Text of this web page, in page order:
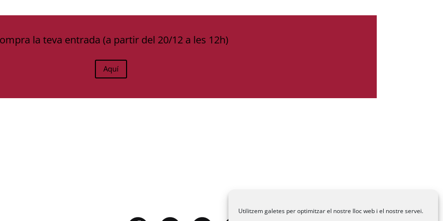
Utilitzem galetes per optimitzar el nostre lloc web i el nostre servei.
la teva entrada (a partir del 20/12 a les 12h)
Aquí